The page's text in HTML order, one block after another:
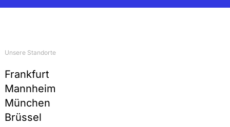
Unsere Standorte
Frankfurt
Mannheim
München
Brüssel